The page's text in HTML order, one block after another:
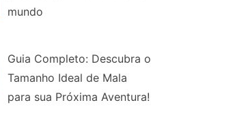
mundo
Guia Completo: Descubra o
Tamanho Ideal de Mala
para sua Próxima Aventura!